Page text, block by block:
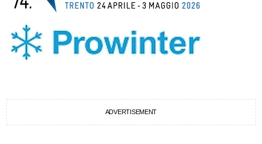
ADVERTISEMENT